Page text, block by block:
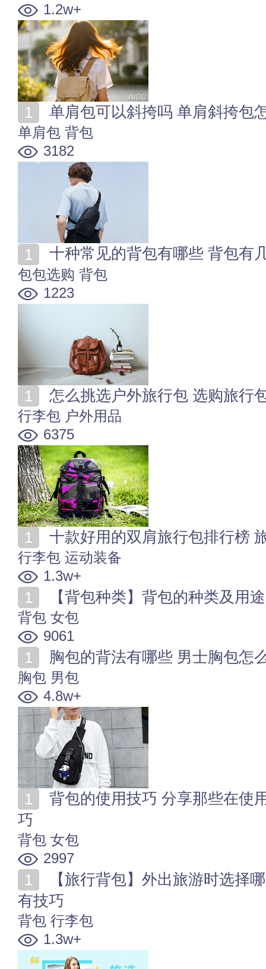
1.2w+
单肩包可以斜挎吗 单肩斜挎包
单肩包 背包
3182
十种常见的背包有哪些 背包有
包包选购 背包
1223
怎么挑选户外旅行包 选购旅行
行李包 户外用品
6375
十款好用的双肩旅行包排行榜
行李包 运动装备
1.3w+
【背包种类】背包的种类及用
背包 女包
9061
胸包的背法有哪些 男士胸包怎
胸包 男包
4.8w+
巧
背包 女包
2997
有技巧
背包 行李包
1.3w+